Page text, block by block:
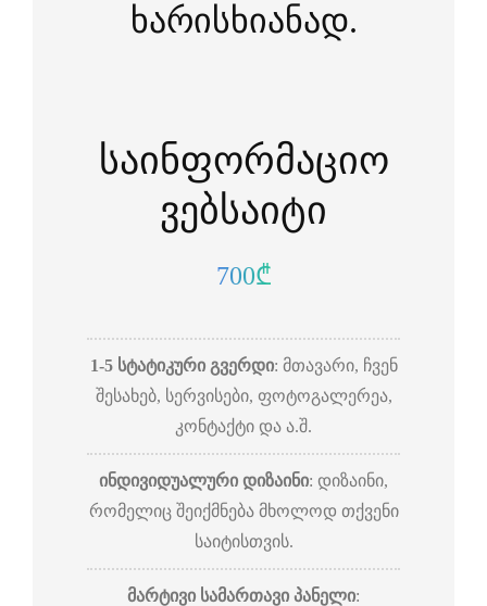
ხარისხიანად.
საინფორმაციო
ვებსაიტი
700₾
1-5 სტატიკური გვერდი: მთავარი, ჩვენ
შესახებ, სერვისები, ფოტოგალერეა,
კონტაქტი და ა.შ.
ინდივიდუალური დიზაინი: დიზაინი,
რომელიც შეიქმნება მხოლოდ თქვენი
საიტისთვის.
მარტივი სამართავი პანელი: